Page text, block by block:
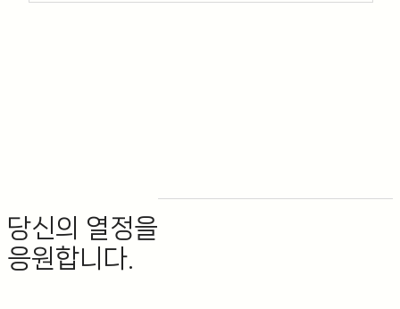
당신의 열정을
응원합니다.